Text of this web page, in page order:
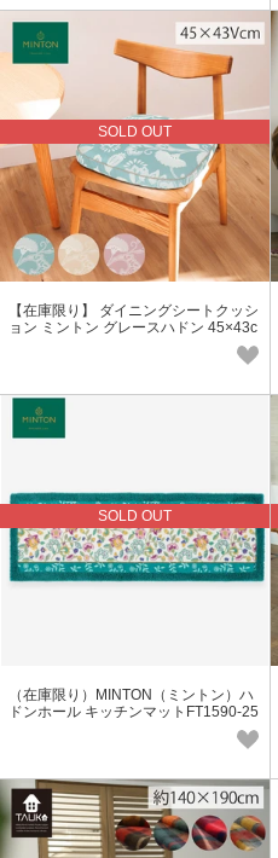
SOLD OUT
【在庫限り】 ダイニングシートクッシ
ョン ミントン グレースハドン 45×43c
SOLD OUT
（在庫限り）MINTON（ミントン）ハ
ドンホール キッチンマットFT1590-25